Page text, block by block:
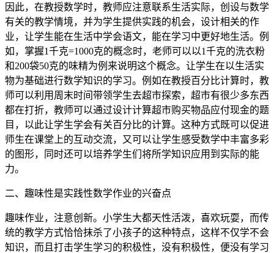
因此，在教授数学时，教师应注意联系生活实际，创设与数学
有关的教学情境，并为学生提供实践的机会，设计相关的作
业，让学生能在生活中学会语文，能在学习中更好地生活。例
如，掌握1千克=1000克的概念时，老师可以以1千克的洗衣粉
和200袋50克的味精为例来说明这个概念。让学生在以生活实
物为基础进行数学知识的学习。例如在教授百分比计算时，教
师可以利用周末时间带领学生去超市探索，超市有很少多东西
都在打折，教师可以通过设计计算超市购买物品应付现金的题
目，以此让学生学会有关百分比的计算。这种方式既可以促进
师生在课堂上的互动交流，又可以让学生感受数学中丰富多彩
的图形，同时还可以培养学生们将所学知识应用到实际的能
力。
二、趣味性是实践性数学作业的兴奋点
趣味作业，注意创新。小学生大都天性活泼，喜欢玩耍，而传
统的教学方式恰恰抹杀了小孩子的这种特点，这样不仅学不会
知识，而且打击学生学习的积极性，没有积极性，便没有学习